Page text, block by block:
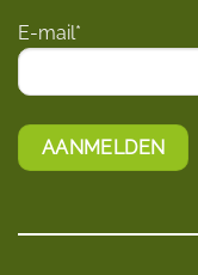
E-mail*